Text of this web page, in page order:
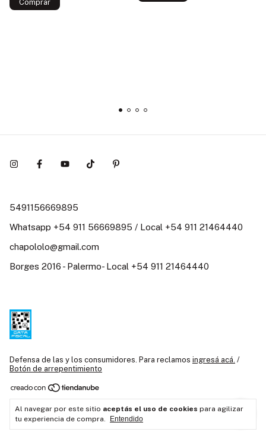
Al navegar por este sitio aceptás el uso de cookies para agilizar
tu experiencia de compra.
Entendido
5491156669895
Whatsapp +54 911 56669895 / Local +54 911 21464440
chapololo@gmail.com
Borges 2016 - Palermo- Local +54 911 21464440
Defensa de las y los consumidores. Para reclamos ingresá acá. /
Botón de arrepentimiento
Copyright Chapó Loló / Juguetería Didáctica Argentina / Juguetes
creativos - 2026. Todos los derechos reservados.